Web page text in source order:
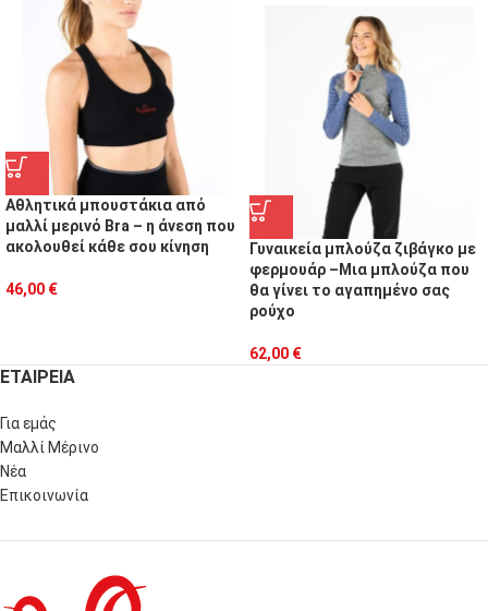
Αθλητικά μπουστάκια από
μαλλί μερινό Bra – η άνεση που
ακολουθεί κάθε σου κίνηση
46,00 €
Γυναικεία μπλούζα ζιβάγκο με
φερμουάρ –Μια μπλούζα που
θα γίνει το αγαπημένο σας
ρούχο
62,00 €
ΕΤΑΙΡΕΙΑ
Για εμάς
Μαλλί Μέρινο
Νέα
Επικοινωνία